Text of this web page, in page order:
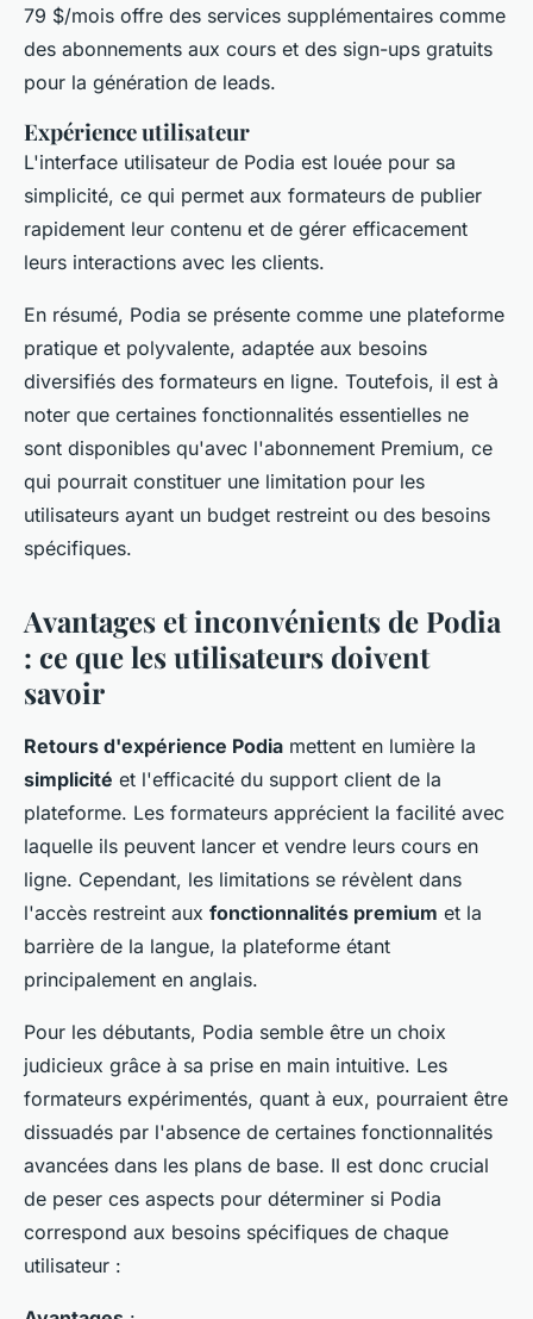
79 $/mois offre des services supplémentaires comme
des abonnements aux cours et des sign-ups gratuits
pour la génération de leads.
Expérience utilisateur
L'interface utilisateur de Podia est louée pour sa
simplicité, ce qui permet aux formateurs de publier
rapidement leur contenu et de gérer efficacement
leurs interactions avec les clients.
En résumé, Podia se présente comme une plateforme
pratique et polyvalente, adaptée aux besoins
diversifiés des formateurs en ligne. Toutefois, il est à
noter que certaines fonctionnalités essentielles ne
sont disponibles qu'avec l'abonnement Premium, ce
qui pourrait constituer une limitation pour les
utilisateurs ayant un budget restreint ou des besoins
spécifiques.
Avantages et inconvénients de Podia
: ce que les utilisateurs doivent
savoir
Retours d'expérience Podia mettent en lumière la
simplicité et l'efficacité du support client de la
plateforme. Les formateurs apprécient la facilité avec
laquelle ils peuvent lancer et vendre leurs cours en
ligne. Cependant, les limitations se révèlent dans
l'accès restreint aux fonctionnalités premium et la
barrière de la langue, la plateforme étant
principalement en anglais.
Pour les débutants, Podia semble être un choix
judicieux grâce à sa prise en main intuitive. Les
formateurs expérimentés, quant à eux, pourraient être
dissuadés par l'absence de certaines fonctionnalités
avancées dans les plans de base. Il est donc crucial
de peser ces aspects pour déterminer si Podia
correspond aux besoins spécifiques de chaque
utilisateur :